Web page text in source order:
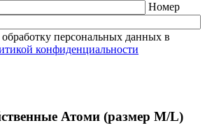
Номер
персональных данных в
конфиденциальности
Атоми (размер M/L)